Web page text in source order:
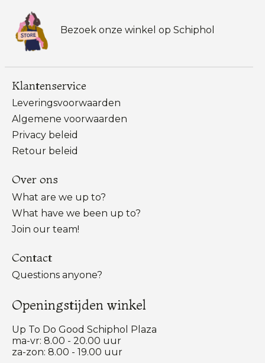
Bezoek onze winkel op Schiphol
Klantenservice
Leveringsvoorwaarden
Algemene voorwaarden
Privacy beleid
Retour beleid
Over ons
What are we up to?
What have we been up to?
Join our team!
Contact
Questions anyone?
Openingstijden winkel
Up To Do Good Schiphol Plaza
ma-vr: 8.00 - 20.00 uur
za-zon: 8.00 - 19.00 uur